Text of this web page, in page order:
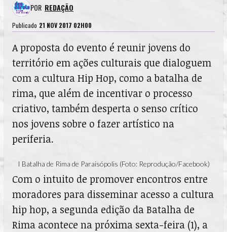
POR REDAÇÃO
Publicado 21 NOV 2017 02H00
A proposta do evento é reunir jovens do
território em ações culturais que dialoguem
com a cultura Hip Hop, como a batalha de
rima, que além de incentivar o processo
criativo, também desperta o senso crítico
nos jovens sobre o fazer artístico na
periferia.
I Batalha de Rima de Paraisópolis (Foto: Reprodução/Facebook)
Com o intuito de promover encontros entre
moradores para disseminar acesso a cultura
hip hop, a segunda edição da Batalha de
Rima acontece na próxima sexta-feira (1), a